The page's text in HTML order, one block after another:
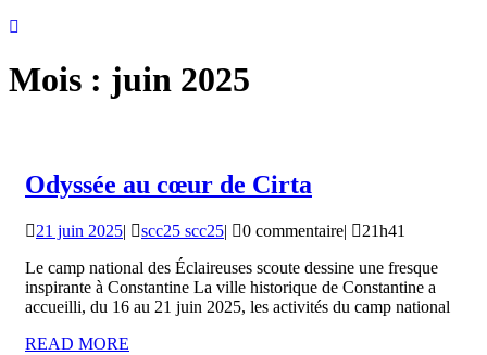
Mois : juin 2025
Odyssée au cœur de Cirta
cœur
de
Cirta
21 juin 202521
2025
| scc25 scc25scc25
| 0 commentaire|
21h41
Le camp national des Éclaireuses scoute dessine une fresque
inspirante à Constantine La ville historique de Constantine a
accueilli, du 16 au 21 juin 2025, les activités du camp national
READ MORE